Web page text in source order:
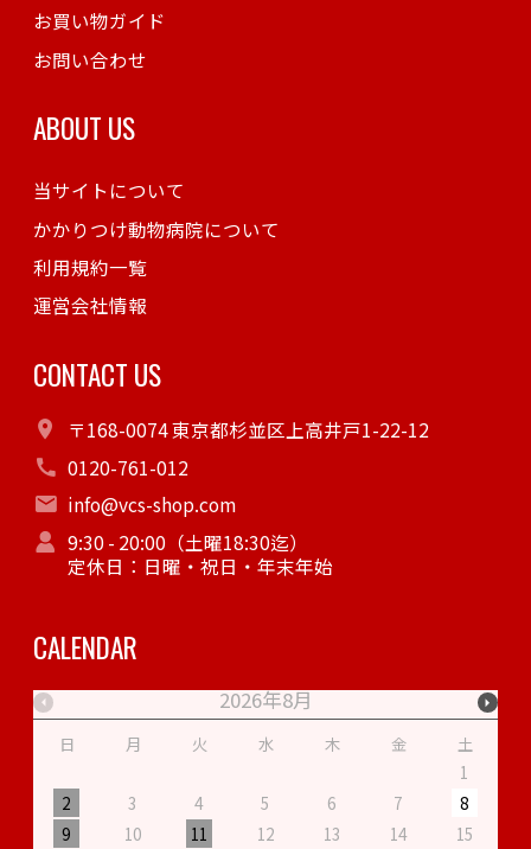
お買い物ガイド
お問い合わせ
ABOUT US
当サイトについて
かかりつけ動物病院について
利用規約一覧
運営会社情報
CONTACT US
〒168-0074 東京都杉並区上高井戸1-22-12
0120-761-012
info@vcs-shop.com
9:30 - 20:00（土曜18:30迄）
定休日：日曜・祝日・年末年始
CALENDAR
2026年8月
日 月 火 水 木 金
土
1
2
3 4 5 6 7
8
9
10 11 12 13 14 15